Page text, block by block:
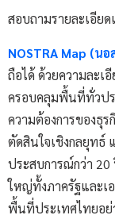
สอบถามรายละเอีย
NOSTRA Map (น
ถือได้ ด้วยความละ
ครอบคลุมพื้นที่ทั่วปร
ความต้องการของธุร
ตัดสินใจเชิงกลยุทธ์
ประสบการณ์กว่า 20
ใหญ่ทั้งภาครัฐและ
พื้นที่ประเทศไทยอย่